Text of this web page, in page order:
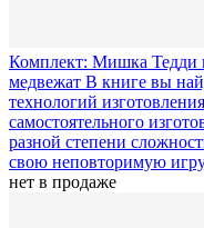
Комплект: Мишка Тедди
медвежат В книге вы
технологий
самостоятельного
разной степени
свою неповторимую
нет в продаже